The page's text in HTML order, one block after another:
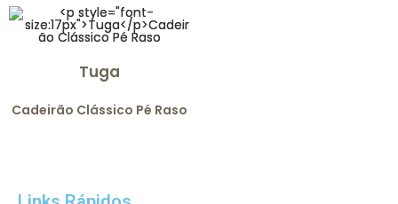
Tuga
Cadeirão Clássico Pé Raso